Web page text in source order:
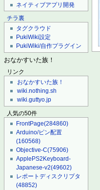
ネイティブアプリ開発
チラ裏
タグクラウド
PukiWiki設定
PukiWiki/自作プラグイン
おなかすいた族！
リンク
おなかすいた族！
wiki.nothing.sh
wiki.guttyo.jp
人気の50件
FrontPage(284860)
Arduino/ピン配置
(160568)
Objective-C(75906)
ApplePS2Keyboard-
Japanese-v2(49602)
レポートディスクリプタ
(48852)